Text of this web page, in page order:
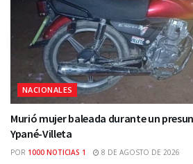
NACIONALES
Murió mujer baleada durante un
Ypané-Villeta
POR 1000 NOTICIAS 1 8 DE AGOSTO DE 2026